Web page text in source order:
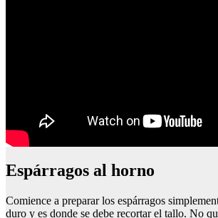
espárragos al horno
Comience a preparar los espárragos
duro y es donde se debe recortar el tallo. No